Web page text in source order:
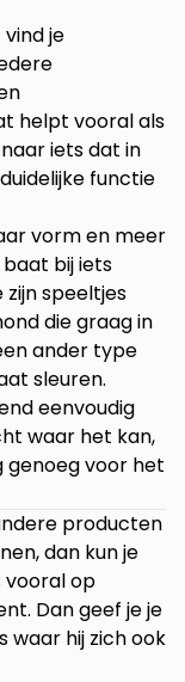
vind je
helpt vooral als
iets dat in
functie
vorm en meer
bij iets
zijn speeltjes
die graag in
ander type
sleuren.
eenvoudig
waar het kan,
genoeg voor het
producten
dan kun je
vooral op
Dan geef je je
waar hij zich ook